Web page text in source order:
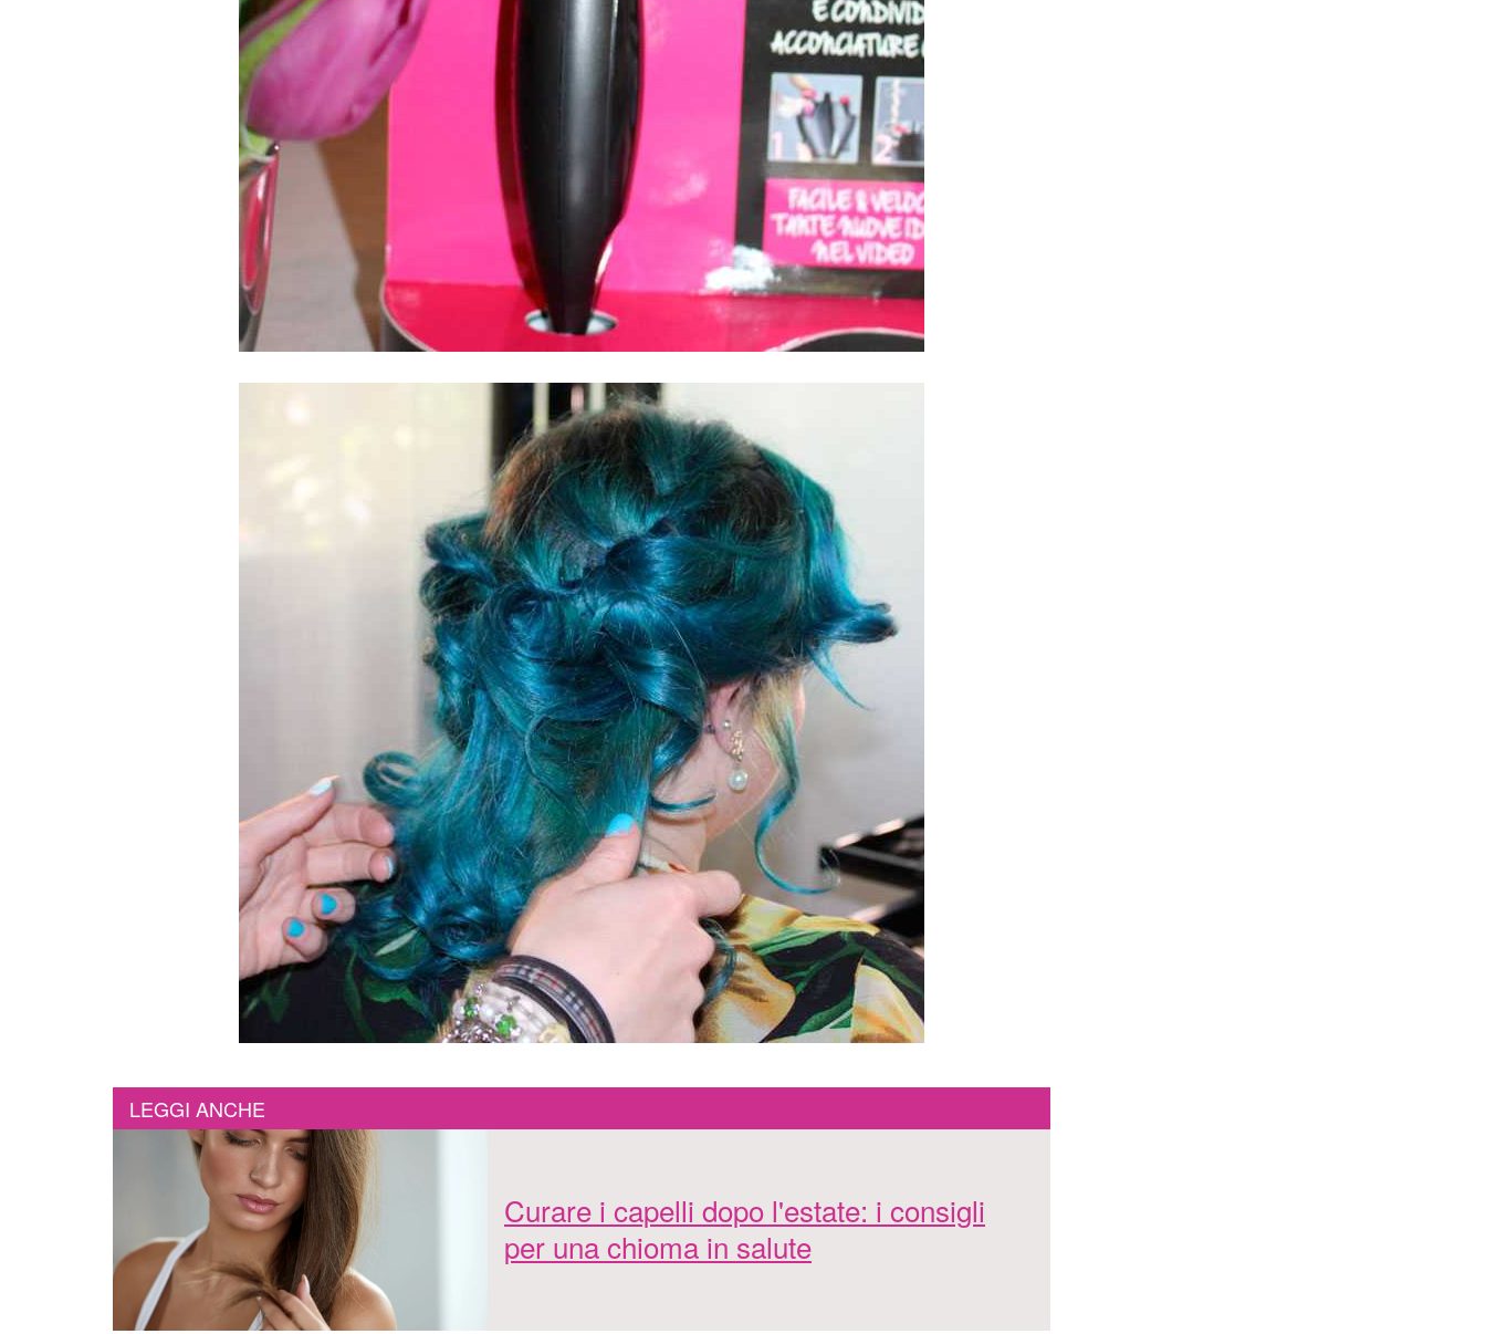
LEGGI ANCHE
Curare i capelli dopo l'estate: i consigli
per una chioma in salute